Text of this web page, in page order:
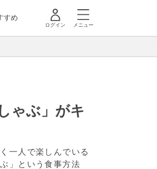
すめ
ログイン メニュー
ゃぶ」がキ
一人で楽しんでいる
」という食事方法